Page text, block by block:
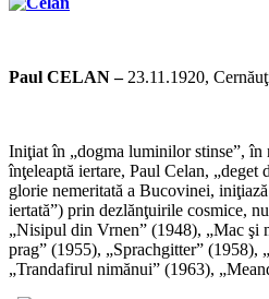
Paul CELAN – 23.11.1920,
Iniţiat în „dogma luminilor stinse”, în
înţeleaptă iertare, Paul Celan, „deget
glorie nemeritată a Bucovinei,
iertată”) prin dezlănţuirile cosmice,
„Nisipul din Vrnen” (1948), „Mac şi
prag” (1955), „Sprachgitter” (1958),
„Trandafirul nimănui” (1963),